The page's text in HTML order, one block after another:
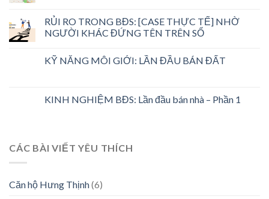
RỦI RO TRONG BĐS: [CASE THỰC TẾ] NHỜ
NGƯỜI KHÁC ĐỨNG TÊN TRÊN SỔ
KỸ NĂNG MÔI GIỚI: LẦN ĐẦU BÁN ĐẤT
KINH NGHIỆM BĐS: Lần đầu bán nhà – Phần 1
CÁC BÀI VIẾT YÊU THÍCH
Căn hộ Hưng Thịnh(6)